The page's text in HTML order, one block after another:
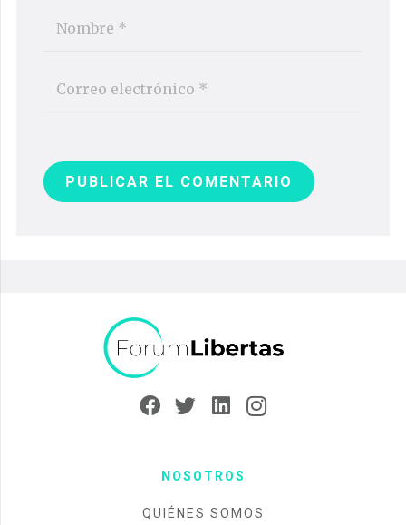
PUBLICAR EL COMENTARIO
NOSOTROS
QUIÉNES SOMOS